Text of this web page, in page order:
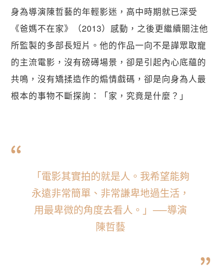
身為導演陳哲藝的年輕影迷，高中時期就已深受
《爸媽不在家》（2013）感動，之後更繼續關注他
所監製的多部長短片。他的作品一向不是譁眾取寵
的主流電影，沒有磅礡場景，卻是引起內心底蘊的
共鳴，沒有矯揉造作的煽情戲碼，卻是向身為人最
根本的事物不斷探詢：「家，究竟是什麼？」
「電影其實拍的就是人。我希望能夠
永遠非常簡單、非常謙卑地過生活，
用最卑微的角度去看人。」 ── 導演
陳哲藝